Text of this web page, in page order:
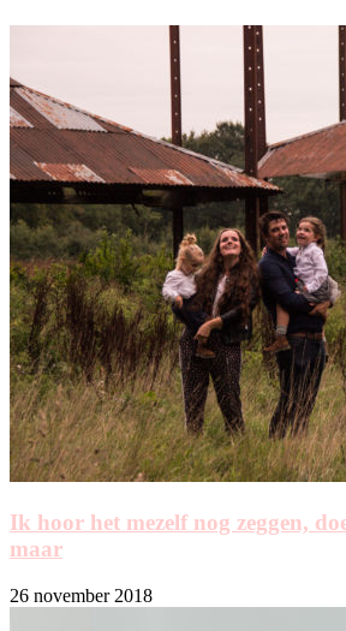
Ik hoor het mezelf nog zeggen,
maar
26 november 2018